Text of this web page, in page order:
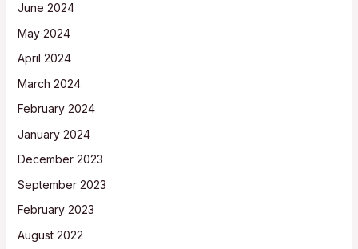
June 2024
May 2024
April 2024
March 2024
February 2024
January 2024
December 2023
September 2023
February 2023
August 2022